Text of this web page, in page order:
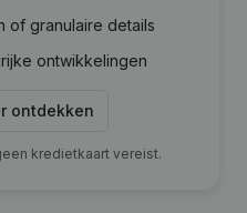
of granulaire details
ontwikkelingen
ontdekken
kredietkaart vereist.